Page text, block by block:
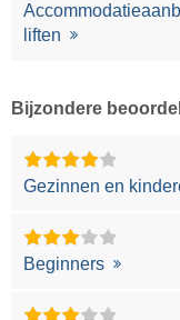
liften
Bijzondere
Gezinnen en
Beginners